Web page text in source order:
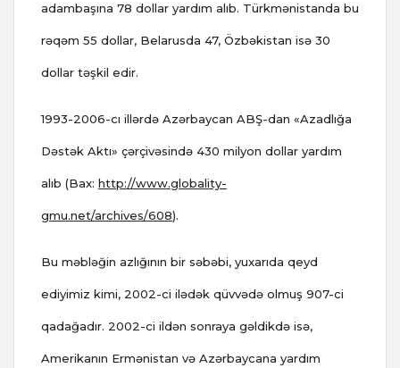
adambaşına 78 dollar yardım alıb. Türkmənistanda bu
rəqəm 55 dollar, Belarusda 47, Özbəkistan isə 30
dollar təşkil edir.
1993-2006-cı illərdə Azərbaycan ABŞ-dan «Azadlığa
Dəstək Aktı» çərçivəsində 430 milyon dollar yardım
alıb (Bax: http://www.globality-
gmu.net/archives/608).
Bu məbləğin azlığının bir səbəbi, yuxarıda qeyd
ediyimiz kimi, 2002-ci ilədək qüvvədə olmuş 907-ci
qadağadır. 2002-ci ildən sonraya gəldikdə isə,
Amerikanın Ermənistan və Azərbaycana yardım